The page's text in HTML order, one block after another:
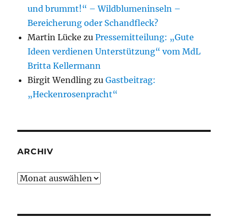
und brummt!“ – Wildblumeninseln –
Bereicherung oder Schandfleck?
Martin Lücke zuPressemitteilung: „Gute
Ideen verdienen Unterstützung“ vom MdL
Britta Kellermann
Birgit Wendling zuGastbeitrag:
„Heckenrosenpracht“
ARCHIV
Archiv